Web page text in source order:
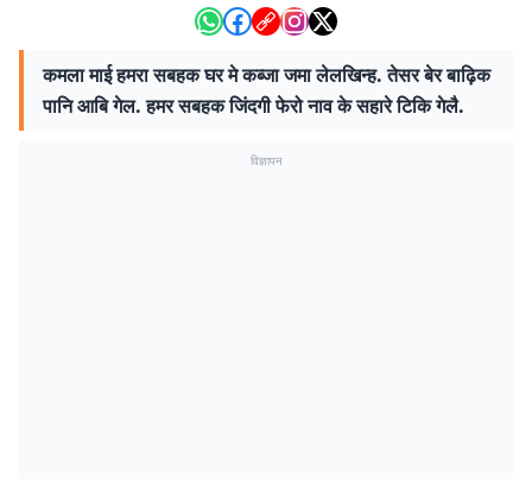
कमला माई हमरा सबहक घर मे कब्जा जमा लेलखिन्ह. तेसर बेर बाढ़िक
पानि आबि गेल. हमर सबहक जिंदगी फेरो नाव के सहारे टिकि गेलै.
विज्ञापन